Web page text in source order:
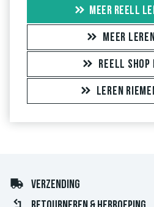
MEER REELL
MEER
REELL SHOP
LEREN
VERZENDING